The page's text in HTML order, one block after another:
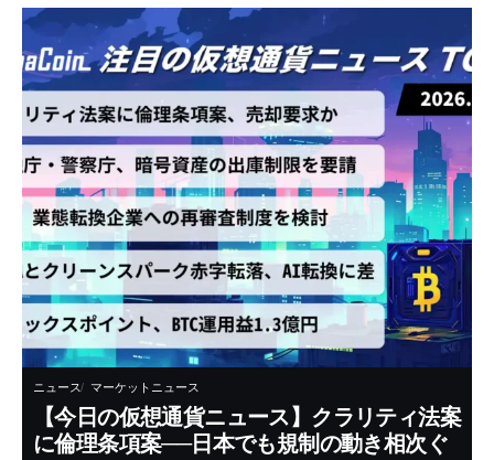
ニュース マーケットニュース
【今日の仮想通貨ニュース】クラリティ法案
に倫理条項案──日本でも規制の動き相次ぐ